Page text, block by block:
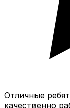
Отличные
качественно